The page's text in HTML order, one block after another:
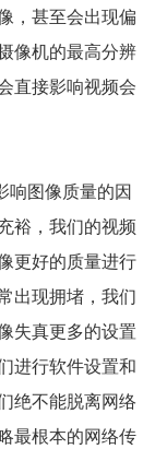
，甚至会出现偏
像机的最高分辨
直接影响视频会
响图像质量的因
裕，我们的视频
更好的质量进行
出现拥堵，我们
失真更多的设置
进行软件设置和
绝不能脱离网络
最根本的网络传